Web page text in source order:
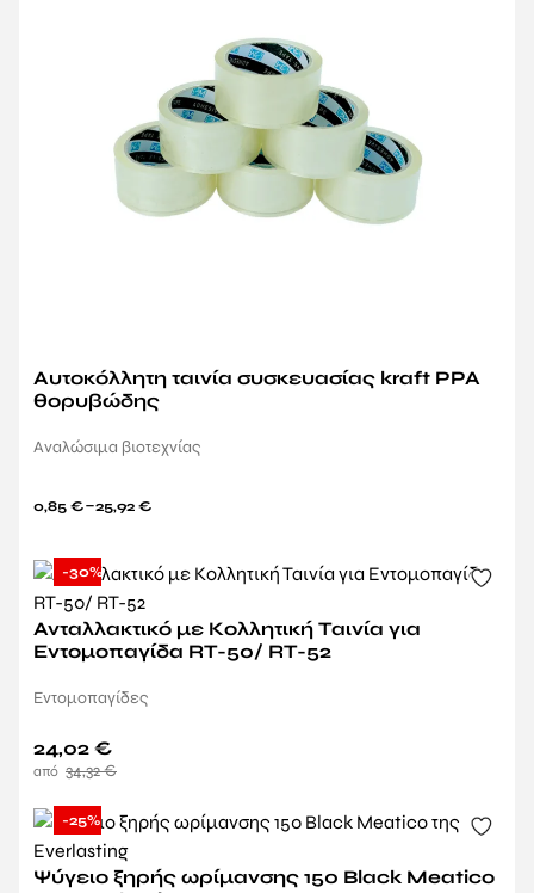
Αυτοκόλλητη ταινία συσκευασίας kraft PPA
θορυβώδης
Aναλώσιμα βιοτεχνίας
0,85 €–25,92 €
-30%
Ανταλλακτικό με Κολλητική Ταινία για
Εντομοπαγίδα RT-50/ RT-52
Εντομοπαγίδες
34,32€
24,02 €
-25%
Ψύγειο ξηρής ωρίμανσης 150 Black Meatico